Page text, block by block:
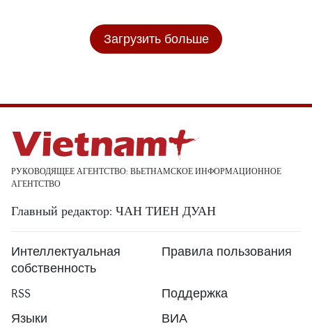
Загрузить больше
РУКОВОДЯЩЕЕ АГЕНТСТВО: ВЬЕТНАМСКОЕ ИНФОРМАЦИОННОЕ
АГЕНТСТВО
Главный редактор: ЧАН ТИЕН ДУАН
Интеллектуальная
собственность
Правила пользования
RSS
Поддержка
Языки
ВИА